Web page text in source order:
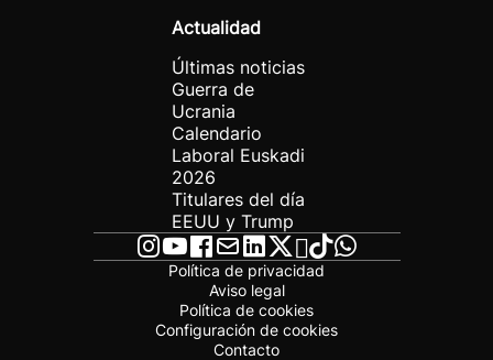
Actualidad
Últimas noticias
Guerra de
Ucrania
Calendario
Laboral Euskadi
2026
Titulares del día
EEUU y Trump
Política de privacidad
Aviso legal
Política de cookies
Configuración de cookies
Contacto